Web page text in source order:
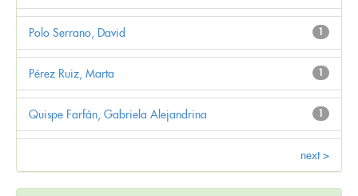
1
Polo Serrano, David
1
Pérez Ruiz, Marta
1
Quispe Farfán, Gabriela Alejandrina
next >